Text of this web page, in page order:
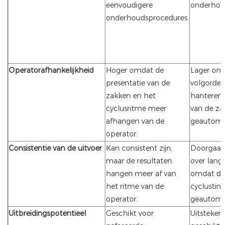
eenvoudigere
onderhoudsprocedures.
Operatorafhankelijkheid
Hoger omdat de
presentatie van de
zakken en het
cyclusritme meer
afhangen van de
operator.
Lager
volgorde
hanteren
van de
Consistentie van de uitvoer Kan consistent zijn,
maar de resultaten
hangen meer af van
het ritme van de
operator.
over
omdat de
Uitbreidingspotentieel
Geschikt voor